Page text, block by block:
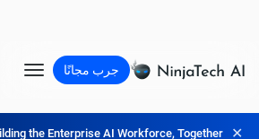
the Enterprise AI Workforce, Together. ✕
جرب مجانًا